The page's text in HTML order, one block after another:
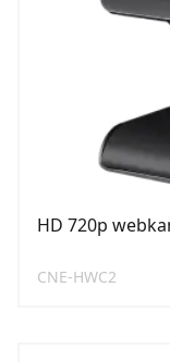
HD 720p
CNE-HWC2